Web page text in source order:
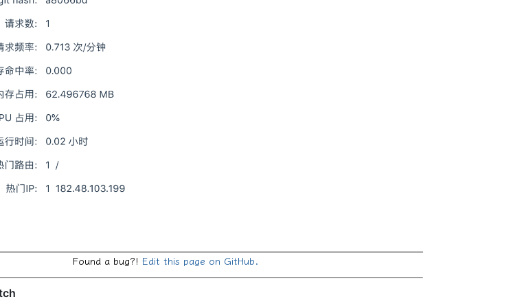
Found a bug?! Edit this page on GitHub.